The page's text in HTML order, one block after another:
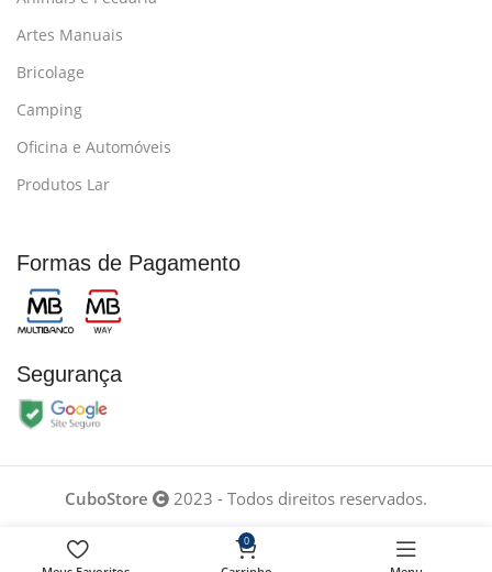
Artes Manuais
Bricolage
Camping
Oficina e Automóveis
Produtos Lar
Formas de Pagamento
Segurança
CuboStore 2023 - Todos direitos reservados.
Desenvolvido por
0